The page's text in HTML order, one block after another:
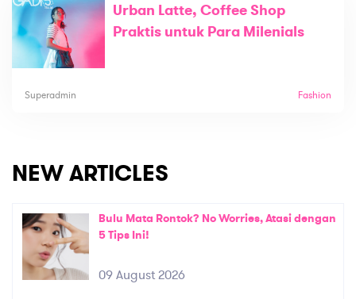
Urban Latte, Coffee Shop
Praktis untuk Para Milenials
Superadmin Fashion
NEW ARTICLES
Bulu Mata Rontok? No Worries, Atasi dengan
5 Tips Ini!
09 August 2026